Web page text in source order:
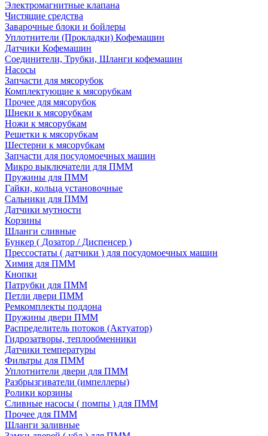
Электромагнитные клапана
Чистящие средства
Заварочные блоки и бойлеры
Уплотнители (Прокладки) Кофемашин
Датчики Кофемашин
Соединители, Трубки, Шланги кофемашин
Насосы
Запчасти для мясорубок
Комплектующие к мясорубкам
Прочее для мясорубок
Шнеки к мясорубкам
Ножи к мясорубкам
Решетки к мясорубкам
Шестерни к мясорубкам
Запчасти для посудомоечных машин
Микро выключатели для ПММ
Пружины для ПММ
Гайки, кольца установочные
Сальники для ПММ
Датчики мутности
Корзины
Шланги сливные
Бункер ( Дозатор / Диспенсер )
Прессостаты ( датчики ) для посудомоечных машин
Химия для ПММ
Кнопки
Патрубки для ПММ
Петли двери ПММ
Ремкомплекты поддона
Пружины двери ПММ
Распределитель потоков (Актуатор)
Гидрозатворы, теплообменники
Датчики температуры
Фильтры для ПММ
Уплотнители двери для ПММ
Разбрызгиватели (импеллеры)
Ролики корзины
Сливные насосы ( помпы ) для ПММ
Прочее для ПММ
Шланги заливные